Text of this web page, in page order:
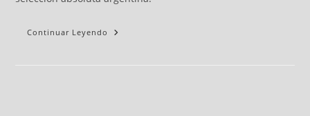
Continuar Leyendo